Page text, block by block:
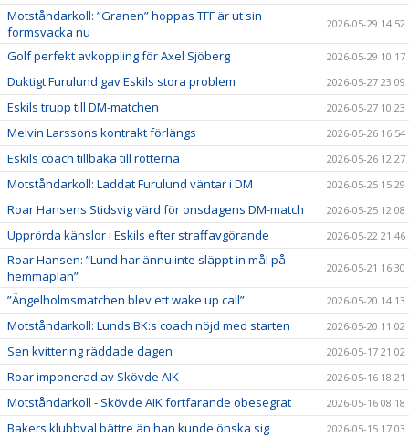
Motståndarkoll: ”Granen” hoppas TFF är ut sin
formsvacka nu
2026-05-29 14:52
Golf perfekt avkoppling för Axel Sjöberg 2026-05-29 10:17
Duktigt Furulund gav Eskils stora problem 2026-05-27 23:09
Eskils trupp till DM-matchen 2026-05-27 10:23
Melvin Larssons kontrakt förlängs 2026-05-26 16:54
Eskils coach tillbaka till rötterna 2026-05-26 12:27
Motståndarkoll: Laddat Furulund väntar i DM 2026-05-25 15:29
Roar Hansens Stidsvig värd för onsdagens DM-match 2026-05-25 12:08
Upprörda känslor i Eskils efter straffavgörande 2026-05-22 21:46
Roar Hansen: ”Lund har ännu inte släppt in mål på
hemmaplan”
2026-05-21 16:30
”Ängelholmsmatchen blev ett wake up call” 2026-05-20 14:13
Motståndarkoll: Lunds BK:s coach nöjd med starten 2026-05-20 11:02
Sen kvittering räddade dagen 2026-05-17 21:02
Roar imponerad av Skövde AIK 2026-05-16 18:21
Motståndarkoll - Skövde AIK fortfarande obesegrat 2026-05-16 08:18
Bakers klubbval bättre än han kunde önska sig 2026-05-15 17:03